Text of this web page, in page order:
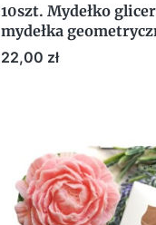
10szt. Mydełko
mydełka
serca mix
Cena
22,00 zł